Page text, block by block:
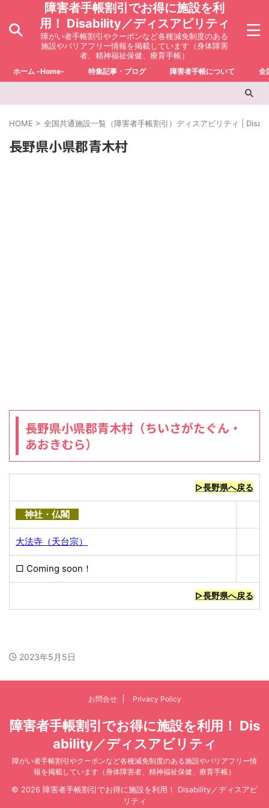
障害者手帳割引でお得に施設を利
用！ Disability／ディスアビリティ
障がい者手帳割引やクーポンなど各種減免制度のある
施設やバリアフリー情報を掲載しています（身体障害
者、精神福祉保健、療育手帳）
ホーム -Home- 特集記事・ブログ 障害者手帳について 全
HOME > 全国共通施設一覧（障害者手帳割引）ディスアビリティ |
長野県小県郡青木村
長野県小県郡青木村（ちいさがたぐん・
あおきむら）
▷長野県へ戻る
神社・仏閣
大法寺（天台宗）
□ Coming soon！
▷長野県へ戻る
2023年5月5日
お問合せ Privacy Policy
障害者手帳割引でお得に施設を利用！ Dis
ability／ディスアビリティ
障がい者手帳割引やクーポンなど各種減免制度のある施設やバリアフリー情
報を掲載しています（身体障害者、精神福祉保健、療育手帳）
© 2026 障害者手帳割引でお得に施設を利用！ Disability／ディスアビ
リティ